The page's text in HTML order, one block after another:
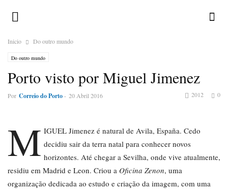
Inicio Do outro mundo
Do outro mundo
Porto visto por Miguel Jimenez
Por Correio do Porto- 20 Abril 2016 0
2012
M IGUEL Jimenez é natural de Avila, España. Cedo
decidiu sair da terra natal para conhecer novos
horizontes. Até chegar a Sevilha, onde vive atualmente,
residiu em Madrid e Leon. Criou a Oficina Zenon, uma
organização dedicada ao estudo e criação da imagem, com uma